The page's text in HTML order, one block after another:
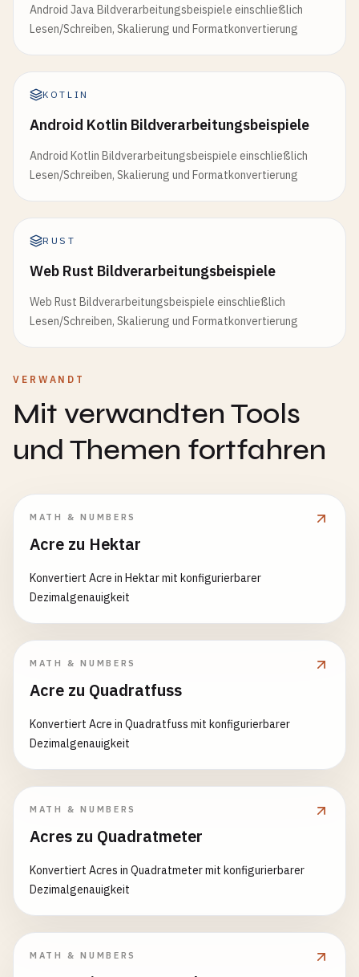
Android Java Bildverarbeitungsbeispiele einschließlich
Lesen/Schreiben, Skalierung und Formatkonvertierung
KOTLIN
Android Kotlin Bildverarbeitungsbeispiele
Android Kotlin Bildverarbeitungsbeispiele einschließlich
Lesen/Schreiben, Skalierung und Formatkonvertierung
RUST
Web Rust Bildverarbeitungsbeispiele
Web Rust Bildverarbeitungsbeispiele einschließlich
Lesen/Schreiben, Skalierung und Formatkonvertierung
VERWANDT
Mit verwandten Tools
und Themen fortfahren
MATH & NUMBERS
Acre zu Hektar
Konvertiert Acre in Hektar mit konfigurierbarer
Dezimalgenauigkeit
MATH & NUMBERS
Acre zu Quadratfuss
Konvertiert Acre in Quadratfuss mit konfigurierbarer
Dezimalgenauigkeit
MATH & NUMBERS
Acres zu Quadratmeter
Konvertiert Acres in Quadratmeter mit konfigurierbarer
Dezimalgenauigkeit
MATH & NUMBERS